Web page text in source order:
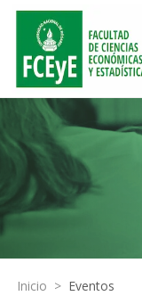
Inicio > Eventos